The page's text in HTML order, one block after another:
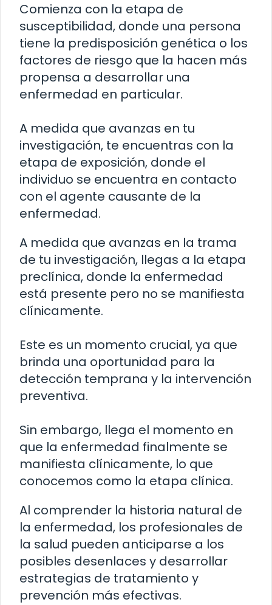
Comienza con la etapa de
susceptibilidad, donde una persona
tiene la predisposición genética o los
factores de riesgo que la hacen más
propensa a desarrollar una
enfermedad en particular.
A medida que avanzas en tu
investigación, te encuentras con la
etapa de exposición, donde el
individuo se encuentra en contacto
con el agente causante de la
enfermedad.
A medida que avanzas en la trama
de tu investigación, llegas a la etapa
preclínica, donde la enfermedad
está presente pero no se manifiesta
clínicamente.
Este es un momento crucial, ya que
brinda una oportunidad para la
detección temprana y la intervención
preventiva.
Sin embargo, llega el momento en
que la enfermedad finalmente se
manifiesta clínicamente, lo que
conocemos como la etapa clínica.
Al comprender la historia natural de
la enfermedad, los profesionales de
la salud pueden anticiparse a los
posibles desenlaces y desarrollar
estrategias de tratamiento y
prevención más efectivas.